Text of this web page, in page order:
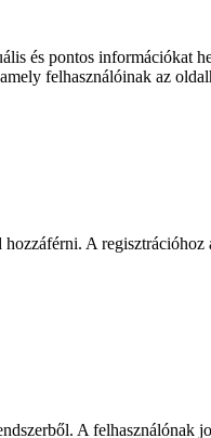
és pontos információkat
felhasználóinak az
A
A felhasználónak